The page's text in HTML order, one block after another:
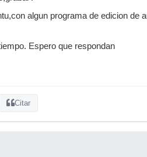
algun programa de edicion de
Espero que respondan
Citar